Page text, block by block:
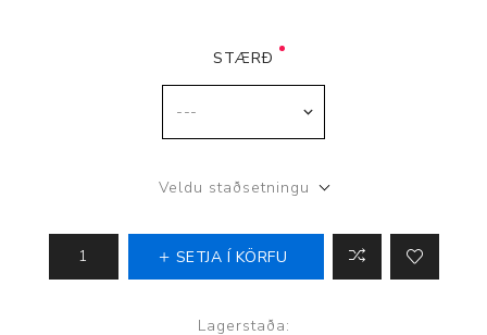
STÆRÐ
Veldu staðsetningu
SETJA Í KÖRFU
Lagerstaða: